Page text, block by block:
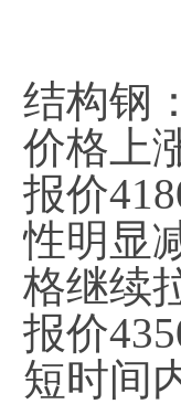
结构钢
价格上
报价
性明显
格继续
报价
短时间